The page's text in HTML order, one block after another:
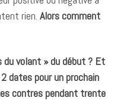
rien. Alors comment
du volant » du début ? Et
dates pour un prochain
contres pendant trente